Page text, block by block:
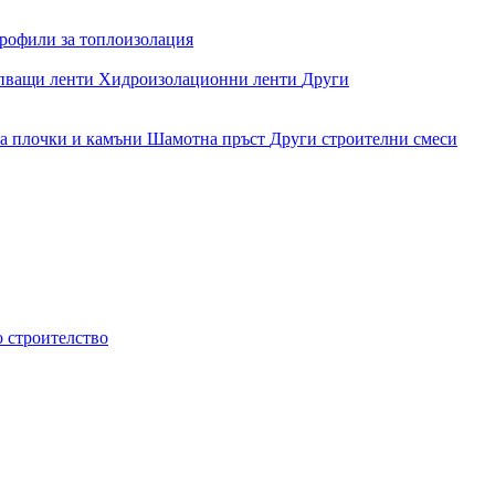
за топлоизолация
ленти Хидроизолационни ленти Други
плочки и камъни Шамотна пръст Други строителни смеси
строителство